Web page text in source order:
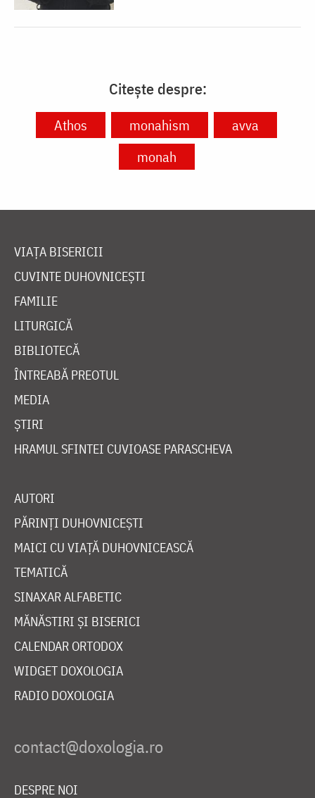
Citește despre:
Athos monahism
avva
monah
VIAȚA BISERICII
CUVINTE DUHOVNICEȘTI
FAMILIE
LITURGICĂ
BIBLIOTECĂ
ÎNTREABĂ PREOTUL
MEDIA
ȘTIRI
HRAMUL SFINTEI CUVIOASE PARASCHEVA
AUTORI
PĂRINȚI DUHOVNICEȘTI
MAICI CU VIAȚĂ DUHOVNICEASCĂ
TEMATICĂ
SINAXAR ALFABETIC
MĂNĂSTIRI ȘI BISERICI
CALENDAR ORTODOX
WIDGET DOXOLOGIA
RADIO DOXOLOGIA
DESPRE NOI